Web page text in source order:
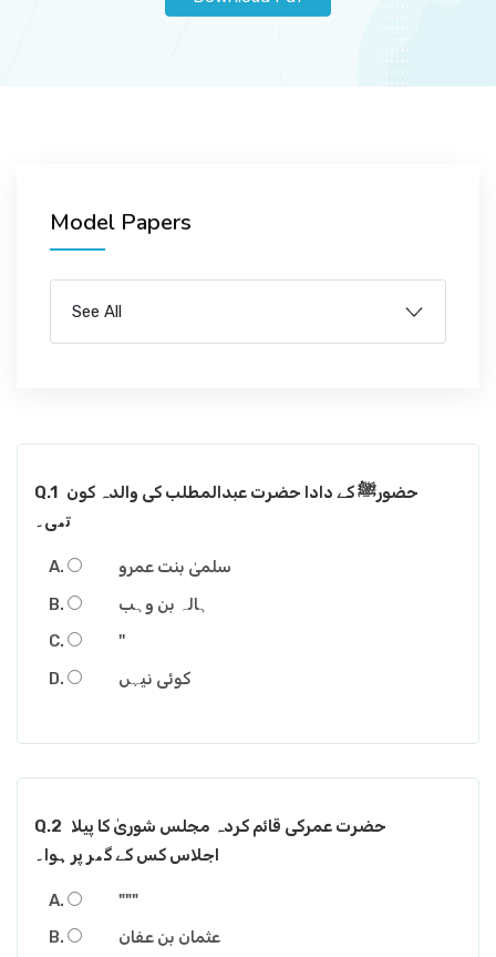
Model Papers
See All
Q.1 حضورﷺ کے دادا حضرت عبدالمطلب کی والدہ کون
تھی۔
سلمیٰ بنت عمرو
ہالہ بن وہب
''
کوئی نیہں
Q.2 حضرت عمرکی قائم کردہ مجلس شوریٰ کا پیلا
اجلاس کس کے گھر پر ہوا۔
"""
عثمان بن عفان